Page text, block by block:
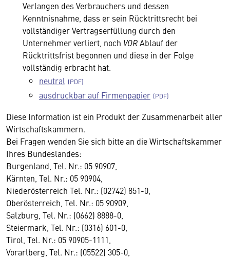
Verlangen des Verbrauchers und dessen
Kenntnisnahme, dass er sein Rücktrittsrecht bei
vollständiger Vertragserfüllung durch den
Unternehmer verliert, noch VORAblauf der
Rücktrittsfrist begonnen und diese in der Folge
vollständig erbracht hat.
neutral
ausdruckbar auf Firmenpapier
Diese Information ist ein Produkt der Zusammenarbeit aller
Wirtschaftskammern.
Bei Fragen wenden Sie sich bitte an die Wirtschaftskammer
Ihres Bundeslandes:
Burgenland, Tel. Nr.: 05 90907,
Kärnten, Tel. Nr.: 05 90904,
Niederösterreich Tel. Nr.: (02742) 851-0,
Oberösterreich, Tel. Nr.: 05 90909,
Salzburg, Tel. Nr.: (0662) 8888-0,
Steiermark, Tel. Nr.: (0316) 601-0,
Tirol, Tel. Nr.: 05 90905-1111,
Vorarlberg, Tel. Nr.: (05522) 305-0,